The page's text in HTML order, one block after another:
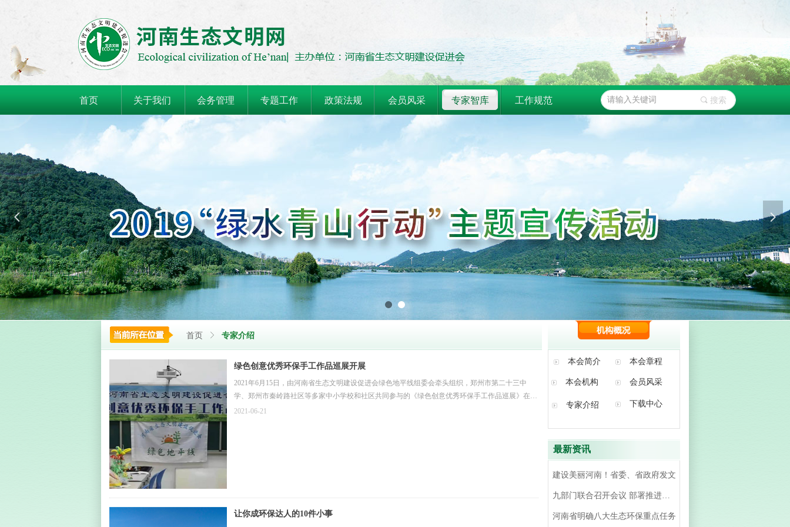
首页 关于我们 会务管理 专题工作 政策法规 会员风采 专家智库 工作规范 끠 搜索
넳 넲
首页 ꁕ 专家介绍
本会简介 本会章程
专家介绍
会员风采
本会机构
下载中心
建设美丽河南！省委、省政府发文
九部门联合召开会议 部署推进全省机动车环境监管工作
河南省明确八大生态环保重点任务
最新资讯
绿色创意优秀环保手工作品巡展开展
2021年6月15日，由河南省生态文明建设促进会绿色地平线组委会牵头组织，郑州市第二十三中
学、郑州市秦岭路社区等多家中小学校和社区共同参与的《绿色创意优秀环保手工作品巡展》在二
十三中手工教室正式开展。
2021-06-21
让你成环保达人的10件小事